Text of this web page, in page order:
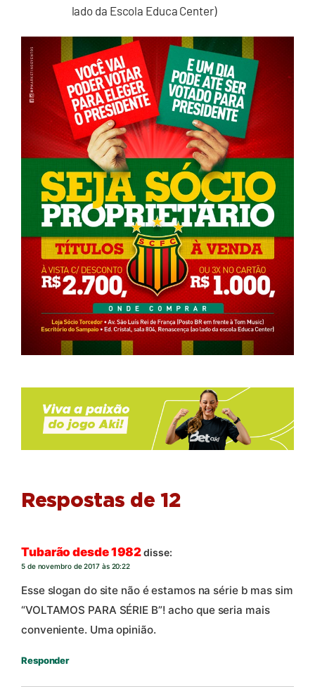
lado da Escola Educa Center)
Respostas de 12
Tubarão desde 1982disse:
5 de novembro de 2017 às 20:22
Esse slogan do site não é estamos na série b mas sim
“VOLTAMOS PARA SÉRIE B”! acho que seria mais
conveniente. Uma opinião.
Responder